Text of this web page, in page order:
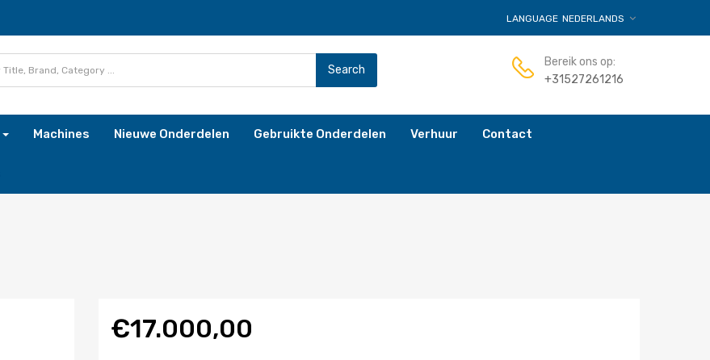
LANGUAGE NEDERLANDS
Search
Bereik ons op:
+31527261216
Machines Nieuwe Onderdelen Gebruikte Onderdelen Verhuur Contact
€17.000,00